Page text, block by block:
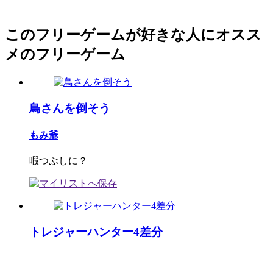
このフリーゲームが好きな人にオスス
メのフリーゲーム
鳥さんを倒そう
もみ爺
暇つぶしに？
トレジャーハンター4差分